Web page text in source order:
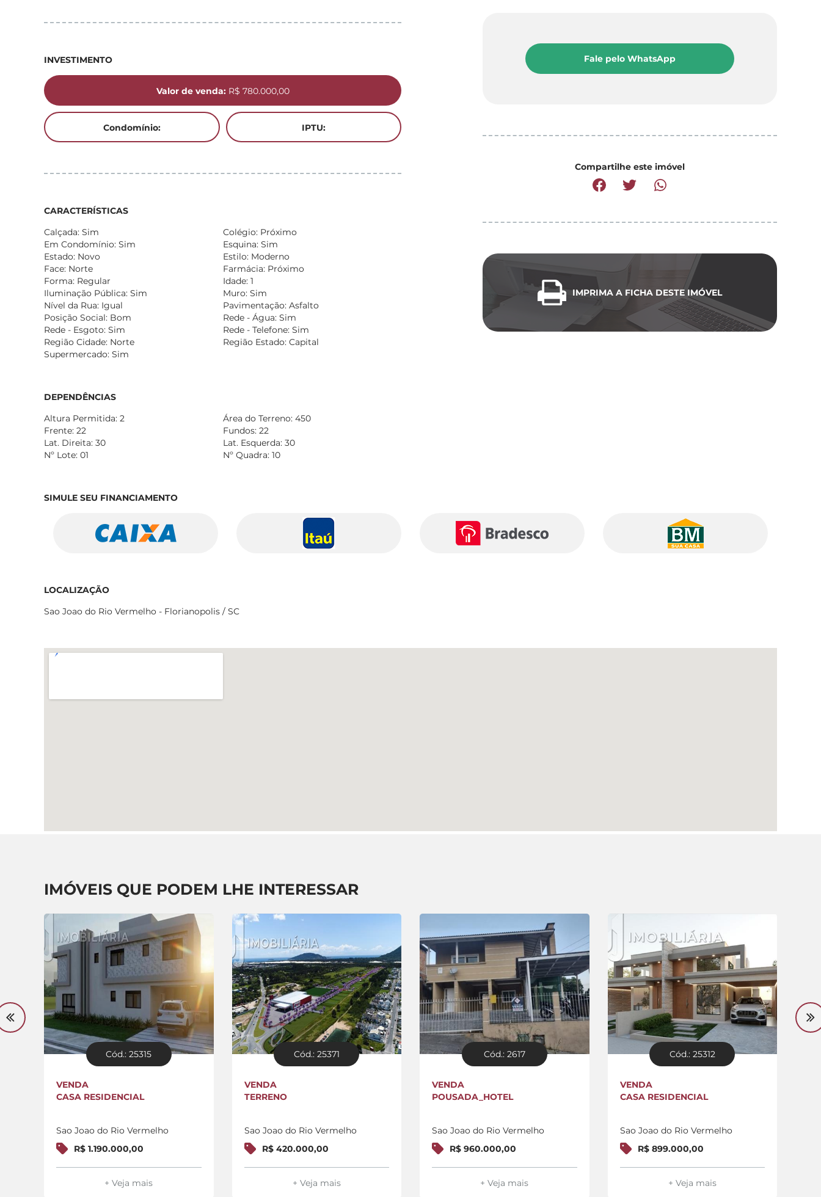
INVESTIMENTO
Valor de venda:R$ 780.000,00
Condomínio: IPTU:
CARACTERÍSTICAS
Calçada: Sim
Colégio: Próximo
Em Condomínio: Sim
Esquina: Sim
Estado: Novo
Estilo: Moderno
Face: Norte
Farmácia: Próximo
Forma: Regular
Idade: 1
Iluminação Pública: Sim
Muro: Sim
Nível da Rua: Igual
Pavimentação: Asfalto
Posição Social: Bom
Rede - Água: Sim
Rede - Esgoto: Sim
Rede - Telefone: Sim
Região Cidade: Norte
Região Estado: Capital
Supermercado: Sim
DEPENDÊNCIAS
Altura Permitida: 2
Área do Terreno: 450
Frente: 22
Fundos: 22
Lat. Direita: 30
Lat. Esquerda: 30
Nº Lote: 01
Nº Quadra: 10
Fale pelo WhatsApp
Compartilhe este imóvel
IMPRIMA A FICHA DESTE IMÓVEL
SIMULE SEU FINANCIAMENTO
LOCALIZAÇÃO
Sao Joao do Rio Vermelho - Florianopolis / SC
IMÓVEIS QUE PODEM LHE INTERESSAR
Cód.: 25315
VENDA
CASA RESIDENCIAL
Sao Joao do Rio Vermelho
R$ 1.190.000,00
+ Veja mais
Cód.: 25371
VENDA
TERRENO
Sao Joao do Rio Vermelho
R$ 420.000,00
+ Veja mais
Cód.: 2617
VENDA
POUSADA_HOTEL
Sao Joao do Rio Vermelho
R$ 960.000,00
+ Veja mais
Cód.: 25312
VENDA
CASA RESIDENCIAL
Sao Joao do Rio Vermelho
R$ 899.000,00
+ Veja mais